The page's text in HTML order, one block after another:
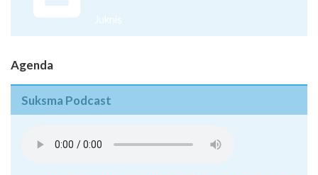
Juknis
Agenda
Suksma Podcast